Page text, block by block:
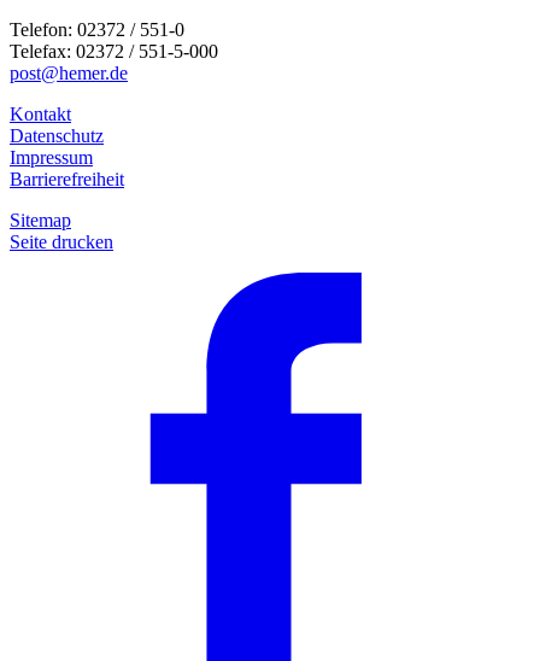
Telefon: 02372 / 551-0
Telefax: 02372 / 551-5-000
post@hemer.de
Kontakt
Datenschutz
Impressum
Barrierefreiheit
Sitemap
Seite drucken